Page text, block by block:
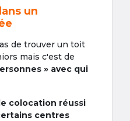
un
de trouver un toit
mais c'est de
» avec qui
colocation réussi
centres